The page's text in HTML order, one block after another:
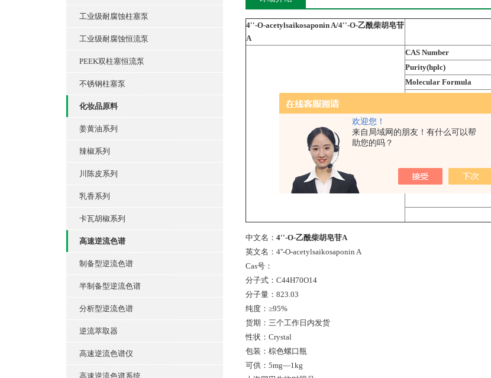
欢迎您！
来自局域网的朋友！有什么可以帮
助您的吗？
工业级耐腐蚀柱塞泵
工业级耐腐蚀恒流泵
PEEK双柱塞恒流泵
不锈钢柱塞泵
化妆品原料
姜黄油系列
辣椒系列
川陈皮系列
乳香系列
卡瓦胡椒系列
高速逆流色谱
制备型逆流色谱
半制备型逆流色谱
分析型逆流色谱
逆流萃取器
高速逆流色谱仪
高速逆流色谱系统
4''-O-acetylsaikosaponin A/4''-O-乙酰柴胡皂苷
A
CAS Number
Purity(hplc)
Molecular Formula
Genesal source
Product Appearance
中文名： 4''-O-乙酰柴胡皂苷A
英文名：4''-O-acetylsaikosaponin A
Cas号：
分子式：C44H70O14
分子量：823.03
纯度：≥95%
货期：三个工作日内发货
性状：Crystal
包装：棕色螺口瓶
可供：5mg—1kg